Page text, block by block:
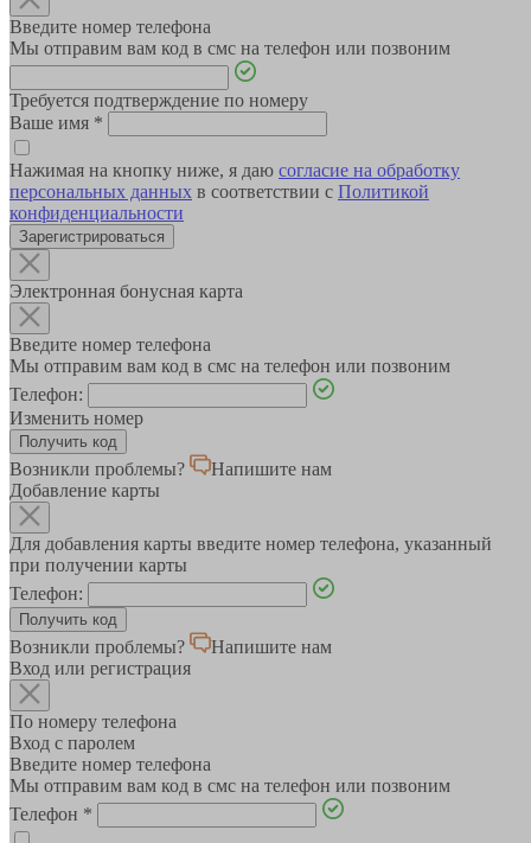
Введите номер телефона
Мы отправим вам код в смс на телефон или позвоним
Требуется подтверждение по номеру
Ваше имя *
Нажимая на кнопку ниже, я даю согласие на обработку
персональных данных в соответствии с Политикой
конфиденциальности
Зарегистрироваться
Электронная бонусная карта
Введите номер телефона
Мы отправим вам код в смс на телефон или позвоним
Телефон:
Изменить номер
Возникли проблемы?
Напишите нам
Добавление карты
Для добавления карты введите номер телефона, указанный
при получении карты
Телефон:
Возникли проблемы?
Напишите нам
Вход или регистрация
По номеру телефона
Вход с паролем
Введите номер телефона
Мы отправим вам код в смс на телефон или позвоним
Телефон *